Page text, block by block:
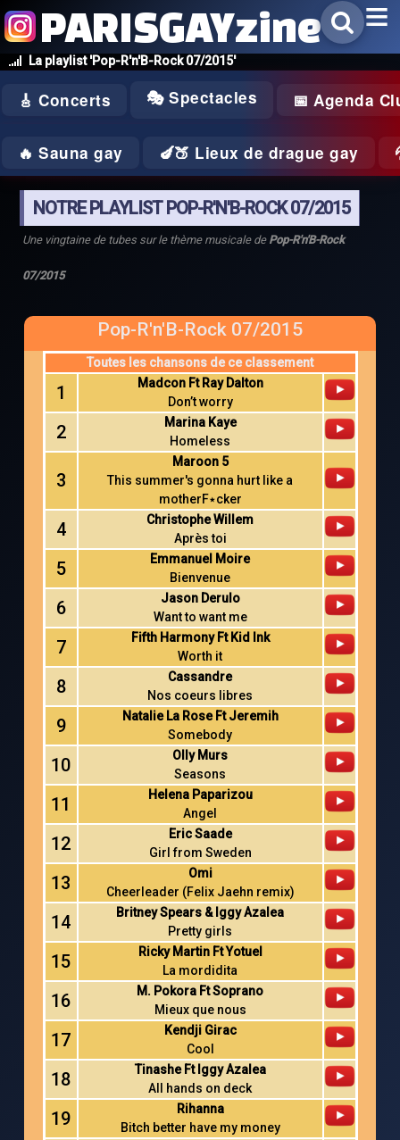
La playlist 'Pop-R'n'B-Rock 07/2015'
PARISGAYzine
🎸 Concerts 🎭 Spectacles 📅 Agenda
🔥 Sauna gay 🍆🍑 Lieux de drague gay
NOTRE PLAYLIST POP-R'N'B-ROCK 07/2015
Une vingtaine de tubes sur le thème musicale de Pop-R'n'B-Rock
07/2015
Pop-R'n'B-Rock 07/2015
Toutes les chansons de ce classement
1
Madcon Ft Ray Dalton
Don’t worry
2
Marina Kaye
Homeless
3
Maroon 5
This summer's gonna hurt like a
motherF٭cker
4
Christophe Willem
Après toi
5
Emmanuel Moire
Bienvenue
6
Jason Derulo
Want to want me
7
Fifth Harmony Ft Kid Ink
Worth it
8
Cassandre
Nos coeurs libres
9
Natalie La Rose Ft Jeremih
Somebody
10
Olly Murs
Seasons
11
Helena Paparizou
Angel
12
Eric Saade
Girl from Sweden
13
Omi
Cheerleader (Felix Jaehn remix)
14
Britney Spears & Iggy Azalea
Pretty girls
15
Ricky Martin Ft Yotuel
La mordidita
16
M. Pokora Ft Soprano
Mieux que nous
17
Kendji Girac
Cool
18
Tinashe Ft Iggy Azalea
All hands on deck
19
Rihanna
Bitch better have my money